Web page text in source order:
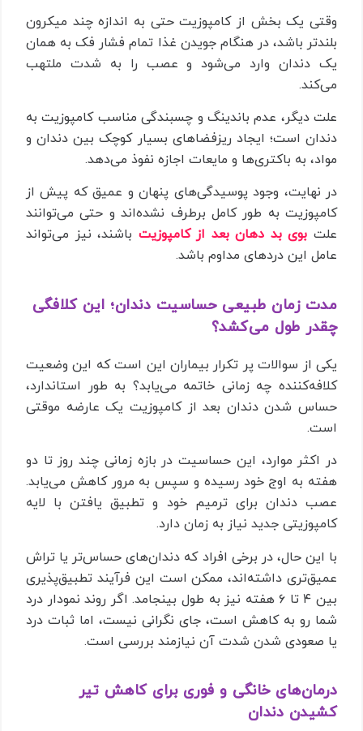
وقتی یک بخش از کامپوزیت حتی به اندازه چند میکرون
بلندتر باشد، در هنگام جویدن غذا تمام فشار فک به همان
یک دندان وارد می‌شود و عصب را به شدت ملتهب
می‌کند.
علت دیگر، عدم باندینگ و چسبندگی مناسب کامپوزیت به
دندان است؛ ایجاد ریزفضاهای بسیار کوچک بین دندان و
مواد، به باکتری‌ها و مایعات اجازه نفوذ می‌دهد.
در نهایت، وجود پوسیدگی‌های پنهان و عمیق که پیش از
کامپوزیت به طور کامل برطرف نشده‌اند و حتی می‌توانند
علت بوی بد دهان بعد از کامپوزیت باشند، نیز می‌تواند
عامل این دردهای مداوم باشد.
مدت زمان طبیعی حساسیت دندان؛ این کلافگی
چقدر طول می‌کشد؟
یکی از سوالات پر تکرار بیماران این است که این وضعیت
کلافه‌کننده چه زمانی خاتمه می‌یابد؟ به طور استاندارد،
حساس شدن دندان بعد از کامپوزیت یک عارضه موقتی
است.
در اکثر موارد، این حساسیت در بازه زمانی چند روز تا دو
هفته به اوج خود رسیده و سپس به مرور کاهش می‌یابد.
عصب دندان برای ترمیم خود و تطبیق یافتن با لایه
کامپوزیتی جدید نیاز به زمان دارد.
با این حال، در برخی افراد که دندان‌های حساس‌تر یا تراش
عمیق‌تری داشته‌اند، ممکن است این فرآیند تطبیق‌پذیری
بین ۴ تا ۶ هفته نیز به طول بینجامد. اگر روند نمودار درد
شما رو به کاهش است، جای نگرانی نیست، اما ثبات درد
یا صعودی شدن شدت آن نیازمند بررسی است.
درمان‌های خانگی و فوری برای کاهش تیر
کشیدن دندان